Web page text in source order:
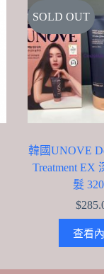
SOLD OUT
韓國UNOVE
Treatment EX
髮
$
查看